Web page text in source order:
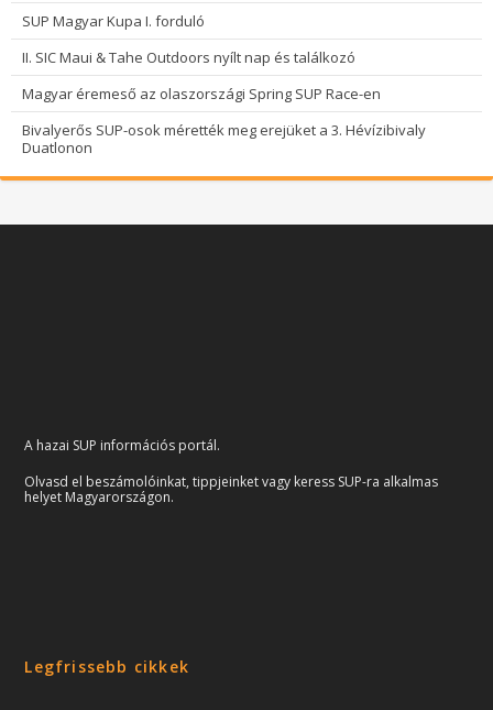
SUP Magyar Kupa I. forduló
II. SIC Maui & Tahe Outdoors nyílt nap és találkozó
Magyar éremeső az olaszországi Spring SUP Race-en
Bivalyerős SUP-osok mérették meg erejüket a 3. Hévízibivaly
Duatlonon
A hazai SUP információs portál.
Olvasd el beszámolóinkat, tippjeinket vagy keress SUP-ra alkalmas
helyet Magyarországon.
Legfrissebb cikkek